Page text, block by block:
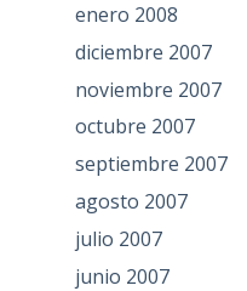
enero 2008
diciembre 2007
noviembre 2007
octubre 2007
septiembre 2007
agosto 2007
julio 2007
junio 2007